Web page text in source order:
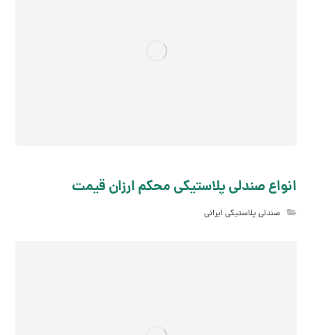
انواع صندلی پلاستیکی محکم ارزان قیمت
صندلی پلاستیکی ایرانی